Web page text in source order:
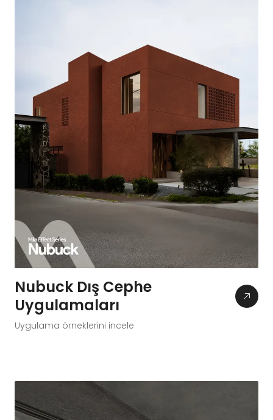
Nubuck Dış Cephe
Uygulamaları
Uygulama örneklerini incele